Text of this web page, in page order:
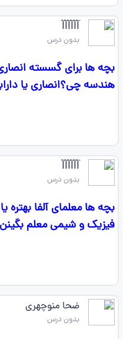
l⃐l⃐l⃐l⃐l⃐l⃐
بدون درس
بچه ها برای گسسته
هندسه چی؟انصاری یا
l⃐l⃐l⃐l⃐l⃐l⃐
بدون درس
بچه ها معلمای آلفا
فیزیک و شیمی معلم
ضحا منوچهری
بدون درس